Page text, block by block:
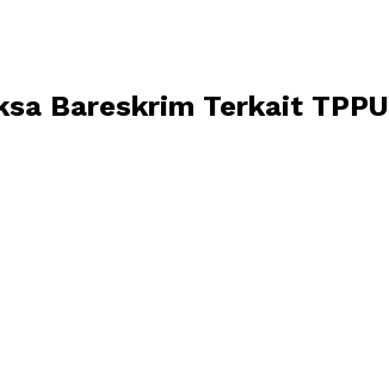
Bareskrim Terkait TPPU